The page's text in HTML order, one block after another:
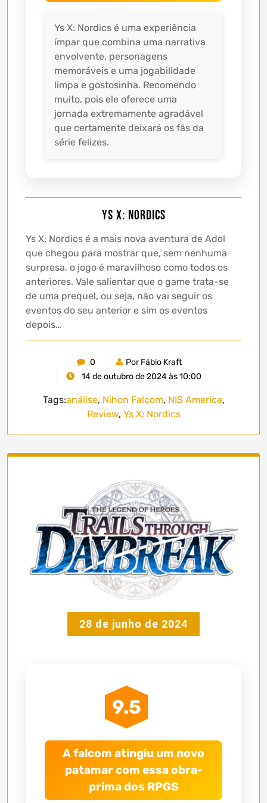
Ys X: Nordics é uma experiência
ímpar que combina uma narrativa
envolvente, personagens
memoráveis e uma jogabilidade
limpa e gostosinha. Recomendo
muito, pois ele oferece uma
jornada extremamente agradável
que certamente deixará os fãs da
série felizes.
Ys X: Nordics
Ys X: Nordics é a mais nova aventura de Adol
que chegou para mostrar que, sem nenhuma
surpresa, o jogo é maravilhoso como todos os
anteriores. Vale salientar que o game trata-se
de uma prequel, ou seja, não vai seguir os
eventos do seu anterior e sim os eventos
depois…
0
Por Fábio Kraft
14 de outubro de 2024 às 10:00
Tags:análise, Nihon Falcom, NIS America,
Review, Ys X: Nordics
28 de junho de 2024
9.5
A falcom atingiu um novo
patamar com essa obra-
prima dos RPGS